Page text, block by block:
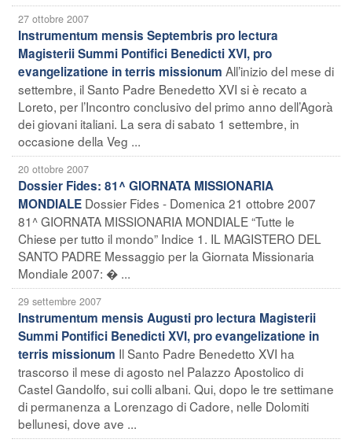
27 ottobre 2007
Instrumentum mensis Septembris pro lectura
Magisterii Summi Pontifici Benedicti XVI, pro
evangelizatione in terris missionum All’inizio del mese di
settembre, il Santo Padre Benedetto XVI si è recato a
Loreto, per l’Incontro conclusivo del primo anno dell’Agorà
dei giovani italiani. La sera di sabato 1 settembre, in
occasione della Veg ...
20 ottobre 2007
Dossier Fides: 81^ GIORNATA MISSIONARIA
MONDIALE Dossier Fides - Domenica 21 ottobre 2007
81^ GIORNATA MISSIONARIA MONDIALE “Tutte le
Chiese per tutto il mondo” Indice 1. IL MAGISTERO DEL
SANTO PADRE Messaggio per la Giornata Missionaria
Mondiale 2007: � ...
29 settembre 2007
Instrumentum mensis Augusti pro lectura Magisterii
Summi Pontifici Benedicti XVI, pro evangelizatione in
terris missionum Il Santo Padre Benedetto XVI ha
trascorso il mese di agosto nel Palazzo Apostolico di
Castel Gandolfo, sui colli albani. Qui, dopo le tre settimane
di permanenza a Lorenzago di Cadore, nelle Dolomiti
bellunesi, dove ave ...